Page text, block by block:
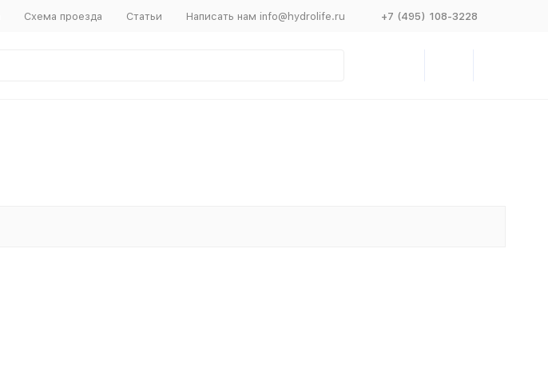
Схема проезда Статьи Написать нам info@hydrolife.ru +7 (495) 108-3228